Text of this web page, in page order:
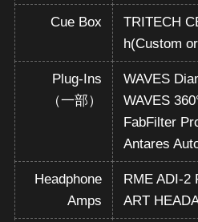
Cue Box
TRITECH
h(Custom
Plug-Ins
（一部）
WAVES
WAVES
FabFilter
Antares
Headphone
Amps
RME ADI-2
ART